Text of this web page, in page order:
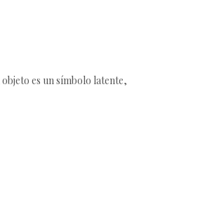
es un símbolo latente,